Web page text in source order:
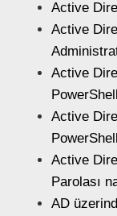
Active
Active
Active
Active
Active
Parolası
AD